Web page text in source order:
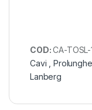
COD:CA-
Cavi ,
Lanberg